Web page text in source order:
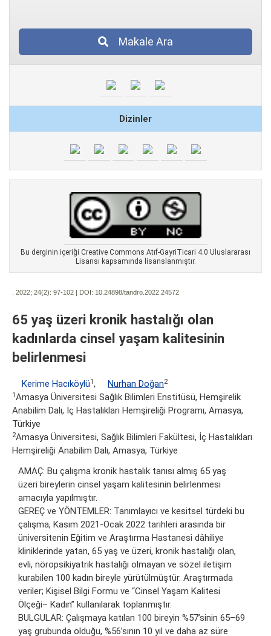
Makale Ara
Dizinler
Bu derginin içeriği Creative Commons Atıf-GayriTicari 4.0 Uluslararası
Lisansı kapsamında lisanslanmıştır.
. 2022; 24(2): 97-102 | DOI: 10.24898/tandro.2022.24572
65 yaş üzeri kronik hastalığı olan
kadınlarda cinsel yaşam kalitesinin
belirlenmesi
Kerime Hacıköylü1, Nurhan Doğan2
1Amasya Üniversitesi Sağlık Bilimleri Enstitüsü, Hemşirelik
Anabilim Dalı, İç Hastalıkları Hemşireliği Programı, Amasya,
Türkiye
2Amasya Üniversitesi, Sağlık Bilimleri Fakültesi, İç Hastalıkları
Hemşireliği Anabilim Dalı, Amasya, Türkiye
AMAÇ: Bu çalışma kronik hastalık tanısı almış 65 yaş
üzeri bireylerin cinsel yaşam kalitesinin belirlenmesi
amacıyla yapılmıştır.
GEREÇ ve YÖNTEMLER: Tanımlayıcı ve kesitsel türdeki bu
çalışma, Kasım 2021-Ocak 2022 tarihleri arasında bir
üniversitenin Eğitim ve Araştırma Hastanesi dâhiliye
kliniklerinde yatan, 65 yaş ve üzeri, kronik hastalığı olan,
evli, nöropsikiyatrik hastalığı olmayan ve sözel iletişim
kurabilen 100 kadın bireyle yürütülmüştür. Araştırmada
veriler; Kişisel Bilgi Formu ve “Cinsel Yaşam Kalitesi
Ölçeği– Kadın” kullanılarak toplanmıştır.
BULGULAR: Çalışmaya katılan 100 bireyin %57’sinin 65–69
yaş grubunda olduğu, %56’sının 10 yıl ve daha az süre